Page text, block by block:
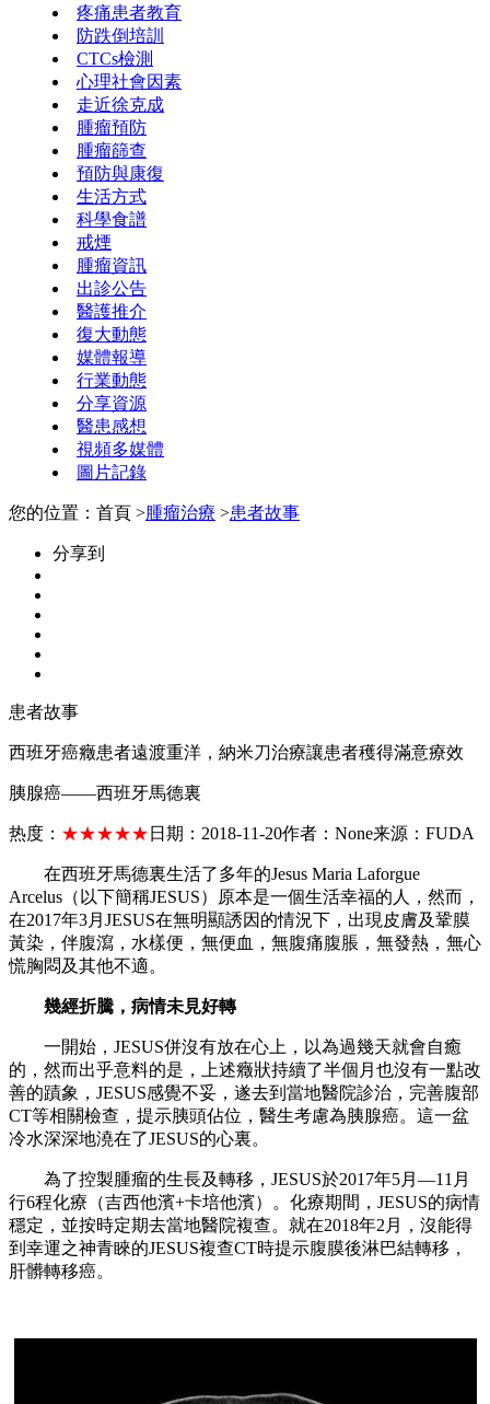
疼痛患者教育
防跌倒培訓
CTCs檢測
心理社會因素
走近徐克成
腫瘤預防
腫瘤篩查
預防與康復
生活方式
科學食譜
戒煙
腫瘤資訊
出診公告
醫護推介
復大動態
媒體報導
行業動態
分享資源
醫患感想
視頻多媒體
圖片記錄
您的位置：首頁 >腫瘤治療 >患者故事
分享到
患者故事
西班牙癌癥患者遠渡重洋，納米刀治療讓患者穫得滿意療效
胰腺癌——西班牙馬德裏
热度： ★★★★★ 日期： 2018-11-20作者： None来源： FUDA
在西班牙馬德裏生活了多年的Jesus Maria Laforgue
Arcelus（以下簡稱JESUS）原本是一個生活幸福的人，然而，
在2017年3月JESUS在無明顯誘因的情況下，出現皮膚及鞏膜
黃染，伴腹瀉，水樣便，無便血，無腹痛腹脹，無發熱，無心
慌胸悶及其他不適。
幾經折騰，病情未見好轉
一開始，JESUS併沒有放在心上，以為過幾天就會自癒
的，然而出乎意料的是，上述癥狀持續了半個月也沒有一點改
善的蹟象，JESUS感覺不妥，遂去到當地醫院診治，完善腹部
CT等相關檢查，提示胰頭佔位，醫生考慮為胰腺癌。這一盆
冷水深深地澆在了JESUS的心裏。
為了控製腫瘤的生長及轉移，JESUS於2017年5月—11月
行6程化療（吉西他濱+卡培他濱）。化療期間，JESUS的病情
穩定，並按時定期去當地醫院複查。就在2018年2月，沒能得
到幸運之神青睞的JESUS複查CT時提示腹膜後淋巴結轉移，
肝髒轉移癌。